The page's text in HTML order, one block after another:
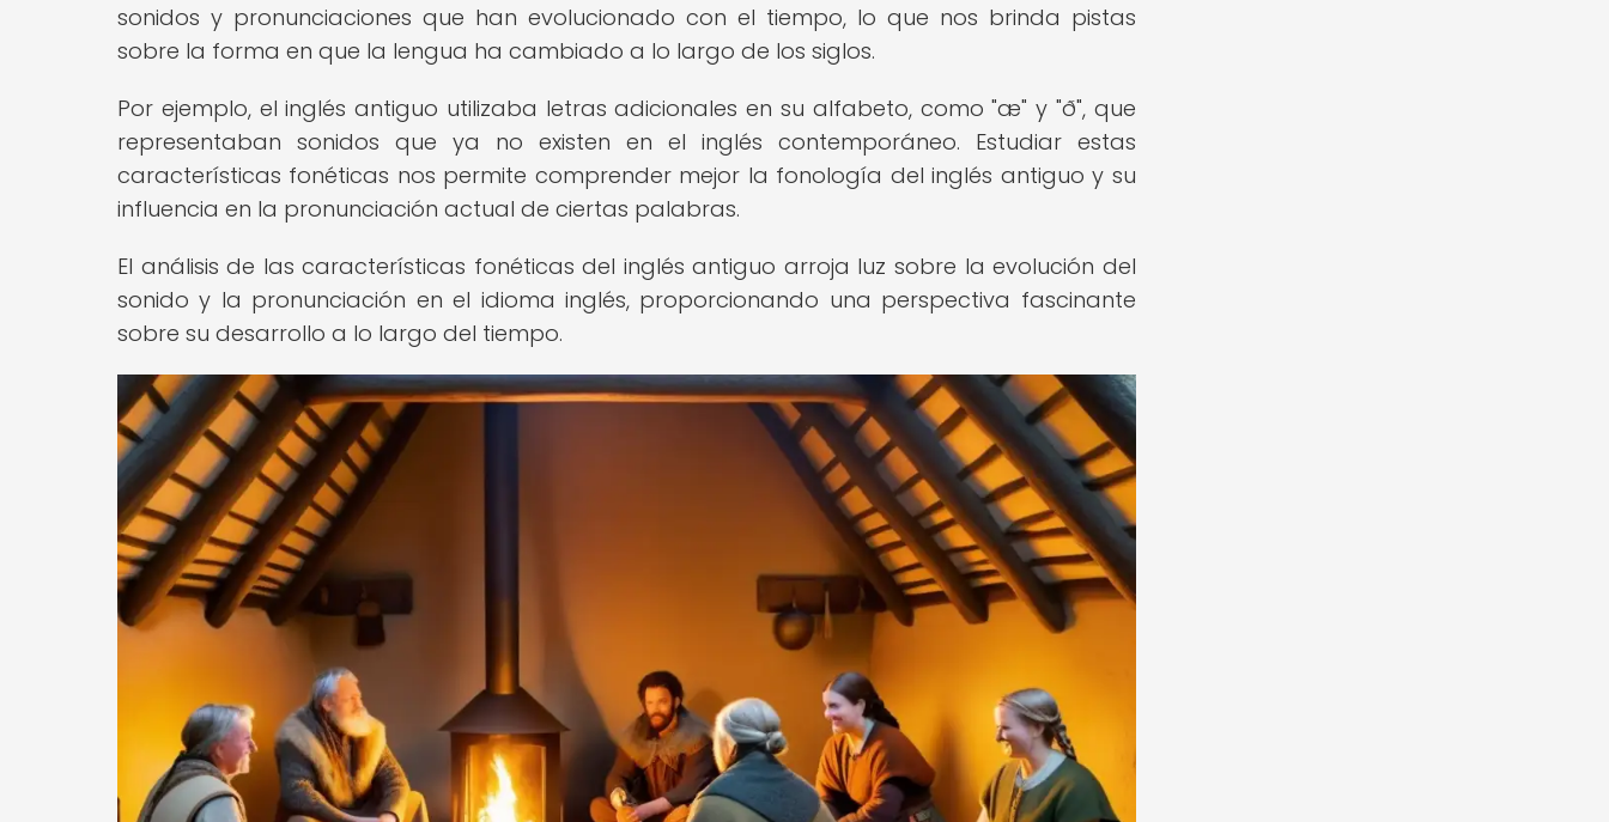
sonidos y pronunciaciones que han evolucionado con el tiempo, lo que nos brinda pistas
sobre la forma en que la lengua ha cambiado a lo largo de los siglos.
Por ejemplo, el inglés antiguo utilizaba letras adicionales en su alfabeto, como "æ" y "ð", que
representaban sonidos que ya no existen en el inglés contemporáneo. Estudiar estas
características fonéticas nos permite comprender mejor la fonología del inglés antiguo y su
influencia en la pronunciación actual de ciertas palabras.
El análisis de las características fonéticas del inglés antiguo arroja luz sobre la evolución del
sonido y la pronunciación en el idioma inglés, proporcionando una perspectiva fascinante
sobre su desarrollo a lo largo del tiempo.